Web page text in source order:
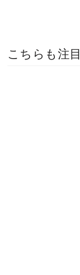
こちらも注目